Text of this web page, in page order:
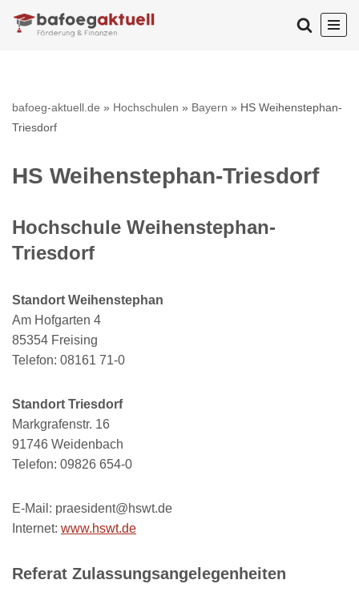
bafoeg-aktuell.de » Hochschulen » Bayern » HS Weihenstephan-
Triesdorf
HS Weihenstephan-Triesdorf
Hochschule Weihenstephan-
Triesdorf
Standort Weihenstephan
Am Hofgarten 4
85354 Freising
Telefon: 08161 71-0
Standort Triesdorf
Markgrafenstr. 16
91746 Weidenbach
Telefon: 09826 654-0
E-Mail: praesident@hswt.de
Internet: www.hswt.de
Referat Zulassungsangelegenheiten